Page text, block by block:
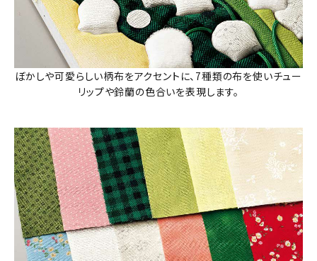
ぼかしや可愛らしい柄布をアクセントに、7種類の布を使いチュー
リップや鈴蘭の色合いを表現します。